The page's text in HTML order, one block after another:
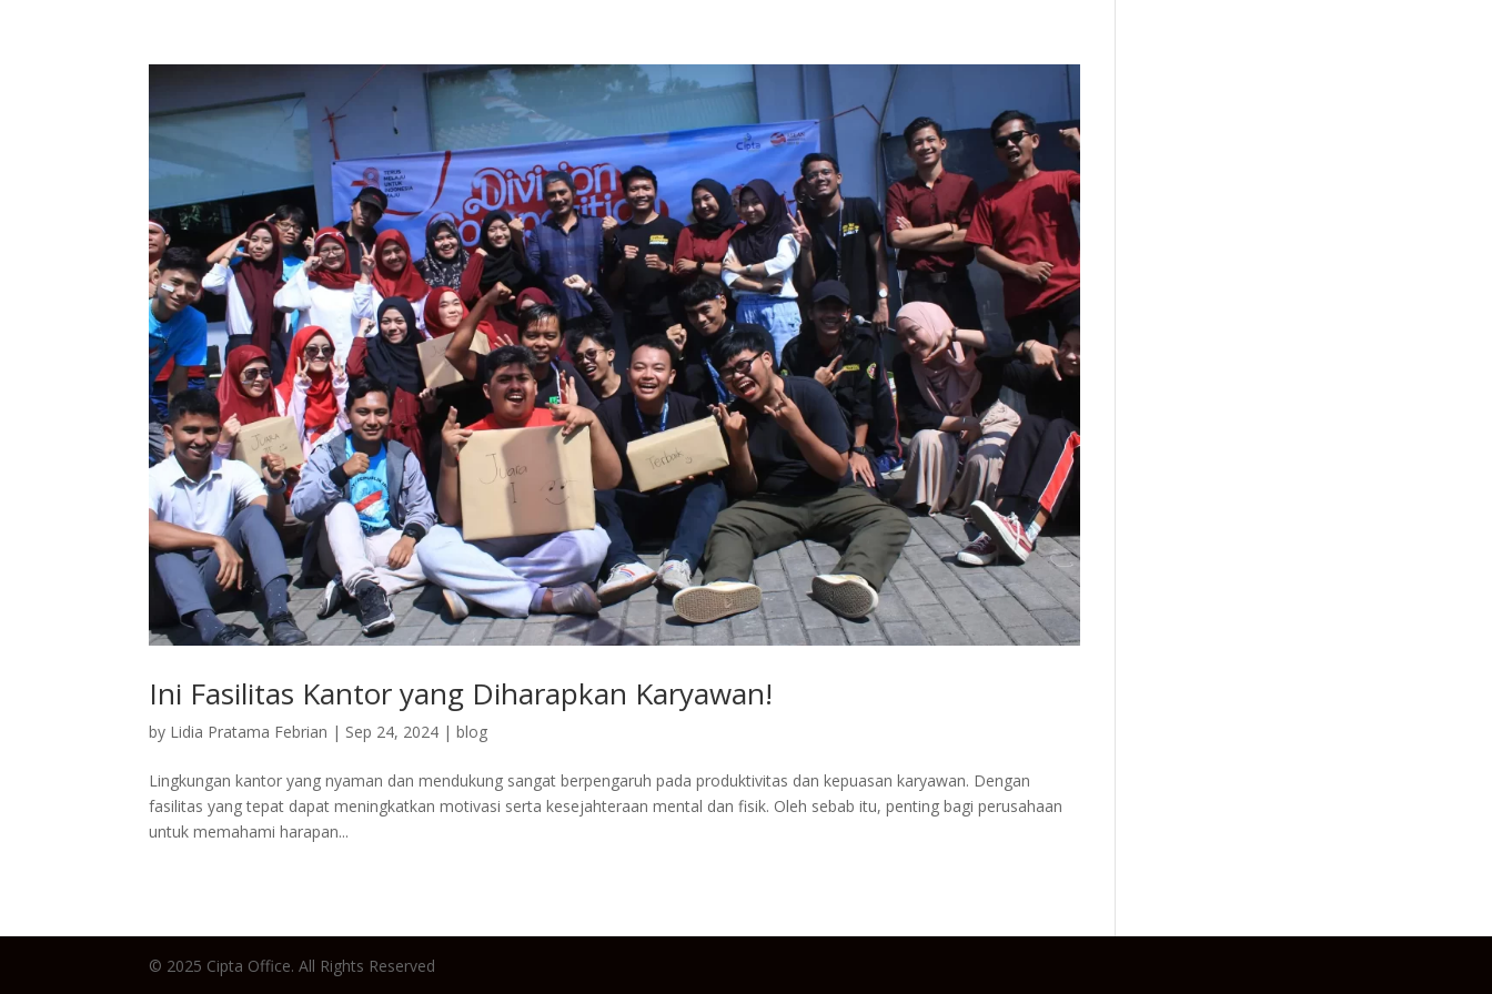
Home Blog Meja Kantor Kursi Kantor
Ini Fasilitas Kantor yang Diharapkan Karyawan!
by Lidia Pratama Febrian | Sep 24, 2024 |blog
Lingkungan kantor yang nyaman dan mendukung sangat berpengaruh pada produktivitas dan kepuasan karyawan. Dengan
fasilitas yang tepat dapat meningkatkan motivasi serta kesejahteraan mental dan fisik. Oleh sebab itu, penting bagi perusahaan
untuk memahami harapan...
© 2025 Cipta Office. All Rights Reserved